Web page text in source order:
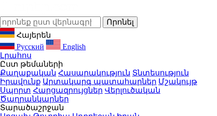
Հայերեն
Русский
English
Լրահոս
Ըստ թեմաների
Քաղաքական Հասարակություն Տնտեսություն
Իրավունք Արտակարգ պատահարներ Մշակույթ
Սպորտ Հարցազրույցներ Վերլուծական
Ծաղրանկարներ
Տարածաշրջան